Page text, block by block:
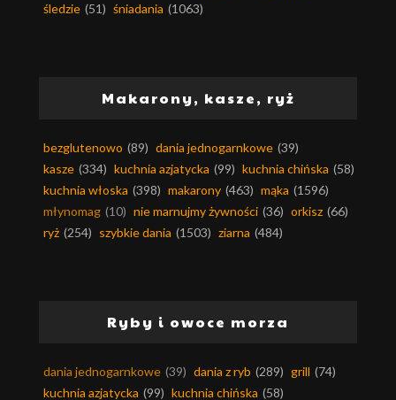
śledzie (51) śniadania (1063)
Makarony, kasze, ryż
bezglutenowo (89) dania jednogarnkowe (39)
kasze (334) kuchnia azjatycka (99) kuchnia chińska (58)
kuchnia włoska (398) makarony (463) mąka (1596)
młynomag (10) nie marnujmy żywności (36) orkisz (66)
ryż (254) szybkie dania (1503) ziarna (484)
Ryby i owoce morza
dania jednogarnkowe (39) dania z ryb (289) grill (74)
kuchnia azjatycka (99) kuchnia chińska (58)